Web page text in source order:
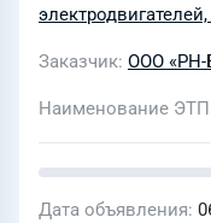
Заказчик ООО «РН-
Наименование ЭТП
Дата объявления